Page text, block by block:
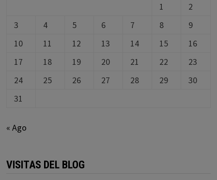
1
2
3
4 5 6 7 8
9
10
11 12 13 14 15
16
17
18 19 20 21 22
23
24
25 26 27 28 29
30
31
« Ago
VISITAS DEL BLOG